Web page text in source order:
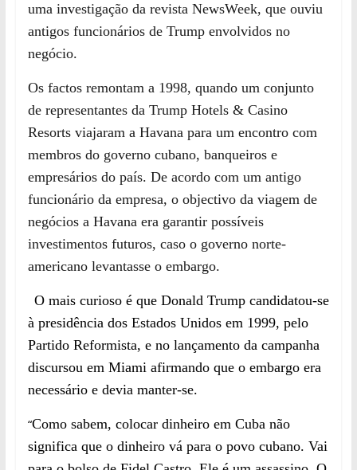
uma investigação da revista NewsWeek, que ouviu
antigos funcionários de Trump envolvidos no
negócio.
Os factos remontam a 1998, quando um conjunto
de representantes da Trump Hotels & Casino
Resorts viajaram a Havana para um encontro com
membros do governo cubano, banqueiros e
empresários do país. De acordo com um antigo
funcionário da empresa, o objectivo da viagem de
negócios a Havana era garantir possíveis
investimentos futuros, caso o governo norte-
americano levantasse o embargo.
O mais curioso é que Donald Trump candidatou-se
à presidência dos Estados Unidos em 1999, pelo
Partido Reformista, e nolançamento da campanha
discursou em Miami afirmando que o embargo era
necessário e devia manter-se.
“Como sabem, colocar dinheiro em Cuba não
significa que o dinheiro vá para o povo cubano. Vai